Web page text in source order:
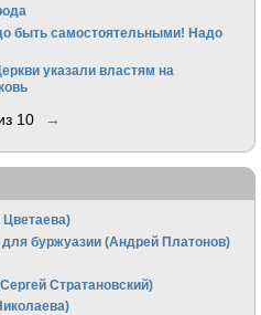
быть самостоятельными! Надо
указали властям на
10 →
буржуазии (Андрей Платонов)
Стратановский)